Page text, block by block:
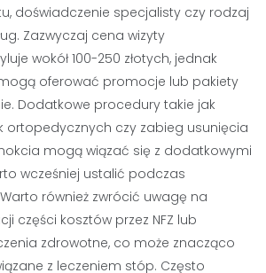
doświadczenie specjalisty czy rodzaj
Zazwyczaj cena wizyty
wokół 100-250 złotych, jednak
oferować promocje lub pakiety
Dodatkowe procedury takie jak
ortopedycznych czy zabieg usunięcia
mogą wiązać się z dodatkowymi
wcześniej ustalić podczas
również zwrócić uwagę na
części kosztów przez NFZ lub
zdrowotne, co może znacząco
z leczeniem stóp. Często